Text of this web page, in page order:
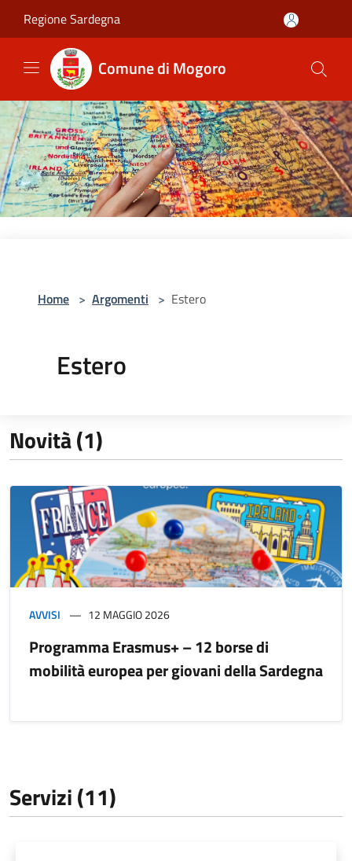
Regione Sardegna
Comune di Mogoro
Home > Argomenti > Estero
Estero
Novità (1)
AVVISI 12 MAGGIO 2026
Programma Erasmus+ – 12 borse di
mobilità europea per giovani della Sardegna
Servizi (11)